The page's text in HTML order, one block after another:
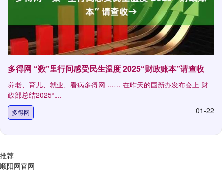
多得网 “数”里行间感受民生温度 2025“财政账本”请查收
养老、育儿、就业、看病多得网 …… 在昨天的国新办发布会上 财
政部总结2025“....
多得网 01-22
推荐
顺阳网官网